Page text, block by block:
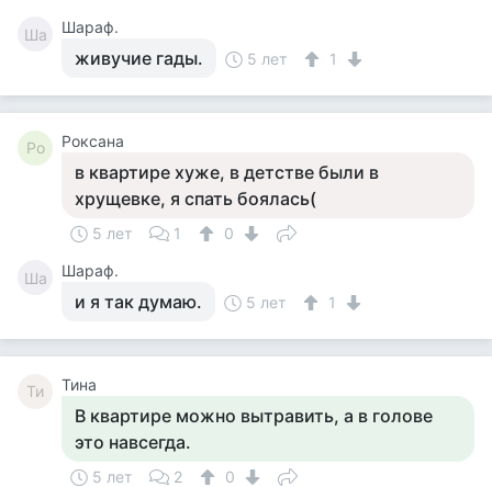
Ша Шараф.
живучие гады. 5 лет 1
Ро Роксана
в квартире хуже, в детстве были в
хрущевке, я спать боялась(
5 лет 1 0
Ша Шараф.
и я так думаю. 5 лет 1
Ти Тина
В квартире можно вытравить, а в голове
это навсегда.
5 лет 2 0